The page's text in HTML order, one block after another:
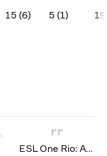
15 (6) 5 (1) 19
ESL One Rio: Americas Minor Championship 2020